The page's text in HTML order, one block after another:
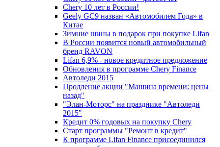
Chery 10 лет в России!
Geely GC9 назван «Автомобилем Года» в
Китае
Зимние шины в подарок при покупке Lifan
В России появится новый автомобильный
бренд RAVON
Lifan 6,9% - новое кредитное предложение
Обновления в программе Chery Finance
Автоледи 2015
Продление акции "Машина времени: цены
назад"
"Элан-Моторс" на празднике "Автоледи
2015"
Кредит 0% годовых на покупку Chery
Старт программы "Ремонт в кредит"
К программе Lifan Finance присоединился